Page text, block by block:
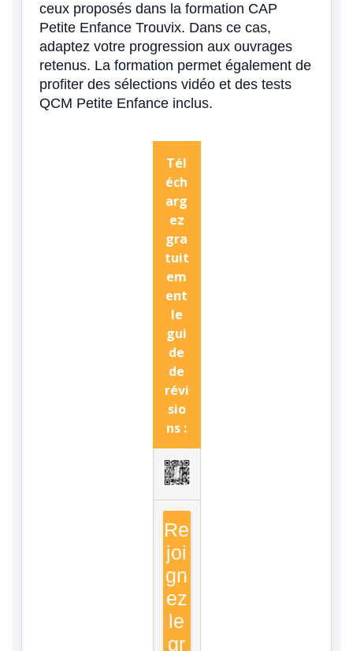
ceux proposés dans la formation CAP
Petite Enfance Trouvix. Dans ce cas,
adaptez votre progression aux ouvrages
retenus. La formation permet également de
profiter des sélections vidéo et des tests
QCM Petite Enfance inclus.
Tél
éch
arg
ez
gra
tuit
em
ent
le
gui
de
de
révi
sio
ns :
Re
joi
gn
ez
le
gr